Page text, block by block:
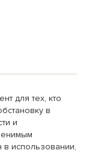
для тех, кто
в
и
использовании,